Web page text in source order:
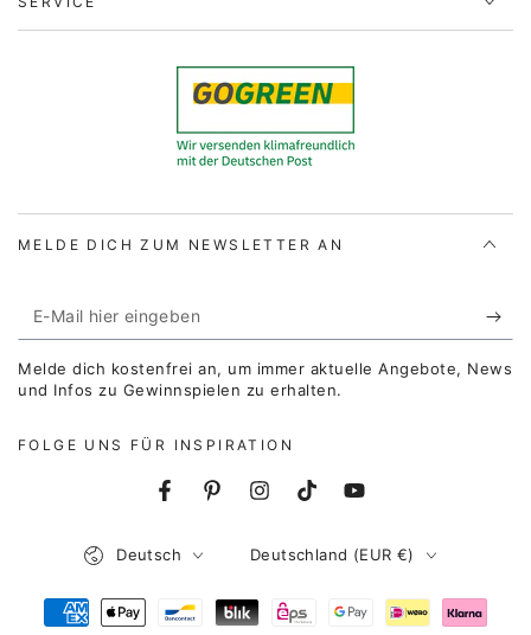
MELDE DICH ZUM NEWSLETTER AN
E-
Mail
hier
Melde dich kostenfrei an, um immer aktuelle Angebote, News
und Infos zu Gewinnspielen zu erhalten.
FOLGE UNS FÜR INSPIRATION
FacebookPinterestInstagramTikTokYouTube
Deutsch Deutschland (EUR €)
Zahlungsmöglichkeiten